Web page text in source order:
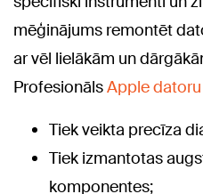
mēģinājums remontēt
ar vēl lielākām un
ProfesionālsApple
Tiek veikta precīza
Tiek izmantotas
komponentes;